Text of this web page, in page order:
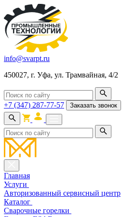
info@svarpt.ru
450027, г. Уфа, ул. Трамвайная, 4/2
+7 (347) 287-77-57 Заказать звонок
Главная
Услуги
Авторизованный сервисный центр
Каталог
Cварочные горелки